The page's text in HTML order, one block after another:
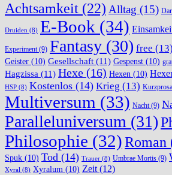
Achtsamkeit (22) Alltag (15)
Druiden (8) E-Book (34)
Experiment(9) Fantasy (30) free (13)
Geister (10) Gesellschaft (11) Gespenst (10)
Hagzissa (11) Hexe (16) Hexen (10)
HSP (8) Kostenlos (14) Krieg (13) Kurzprosa
Multiversum (33) Nacht(9)
Paralleluniversum (31)
Philosophie (32)Roman
Spuk (10) Tod (14) Trauer (8) Umbrae Mortis (9)
Xyral (8) Xyralum (10) Zeit (12)